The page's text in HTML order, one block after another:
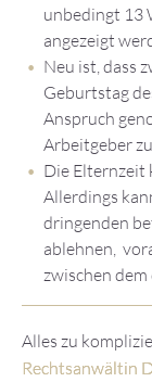
unbedingt 13
angezeigt
Neu ist, dass
Geburtstag
Anspruch
Arbeitgeber
Die Elternzeit
Allerdings
dringenden
ablehnen,
zwischen
Alles zu
Rechtsanwältin